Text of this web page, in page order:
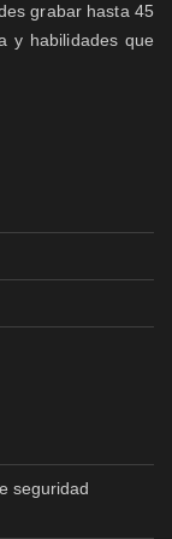
grabar hasta 45
y habilidades que
seguridad